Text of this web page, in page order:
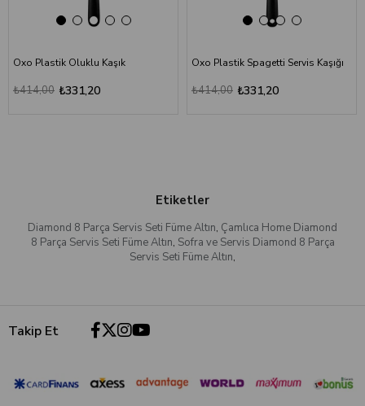
Oxo Plastik Oluklu Kaşık
₺331,20
₺414,00
Oxo Plastik Spagetti Servis Kaşığı
₺331,20
₺414,00
Etiketler
Diamond 8 Parça Servis Seti Füme Altın, Çamlıca Home Diamond
8 Parça Servis Seti Füme Altın, Sofra ve Servis Diamond 8 Parça
Servis Seti Füme Altın,
Takip Et